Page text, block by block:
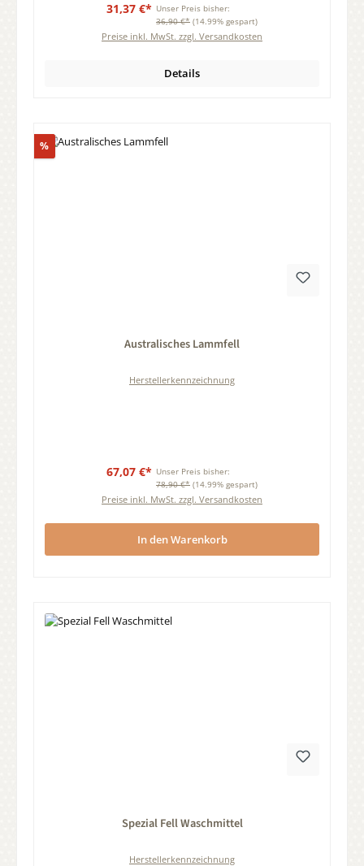
31,37 €* Unser Preis bisher:
36,90 €* (14.99% gespart)
Preise inkl. MwSt. zzgl. Versandkosten
Details
%Rabatt
Australisches Lammfell
Herstellerkennzeichnung
67,07 €* Unser Preis bisher:
78,90 €* (14.99% gespart)
Preise inkl. MwSt. zzgl. Versandkosten
In den Warenkorb
Spezial Fell Waschmittel
Herstellerkennzeichnung